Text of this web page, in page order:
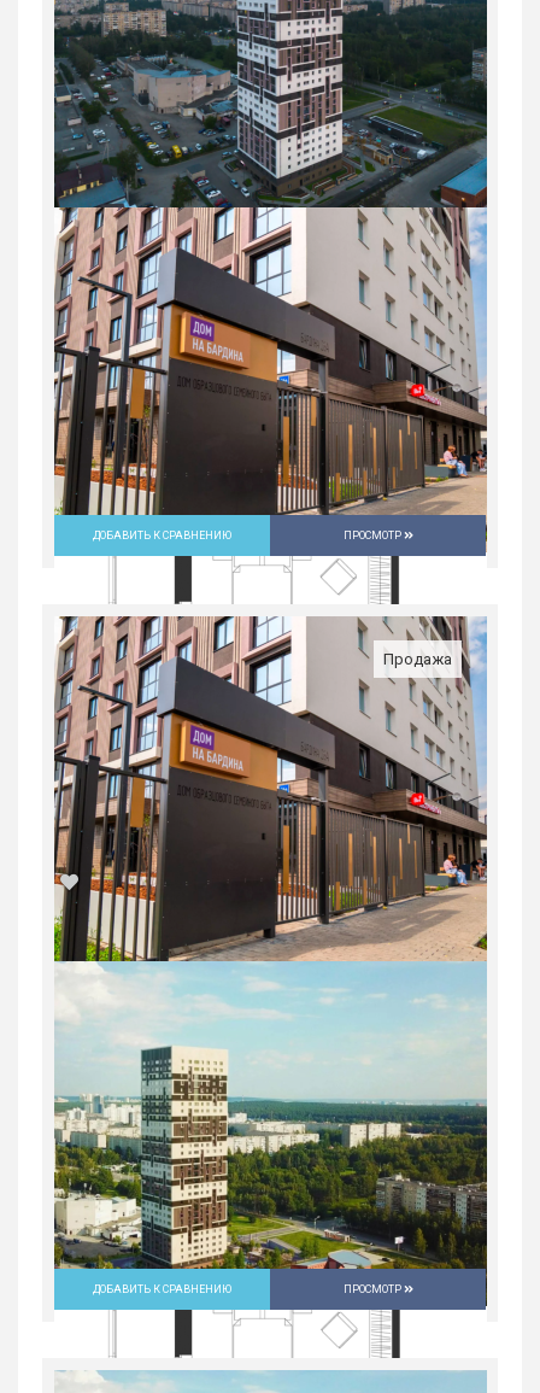
2-комн. квартира в Юго-Западном мкр
Россия, Свердловская область,
Екатеринбург
9 632 700 руб.
2 30/31 59.2 м2
ДОБАВИТЬ К СРАВНЕНИЮ ПРОСМОТР
Продажа
ДОБАВИТЬ К СРАВНЕНИЮ ПРОСМОТР